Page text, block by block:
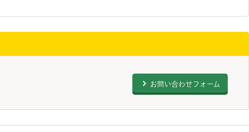
お問い合わせフォーム